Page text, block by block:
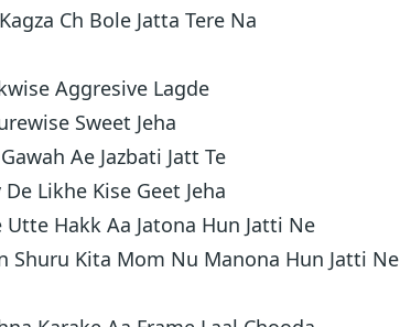
Ch Bole Jatta Tere Na
Aggresive Lagde
Sweet Jeha
Ae Jazbati Jatt Te
De Likhe Kise Geet Jeha
Utte Hakk Aa Jatona Hun Jatti Ne
Shuru Kita Mom Nu Manona Hun Jatti Ne